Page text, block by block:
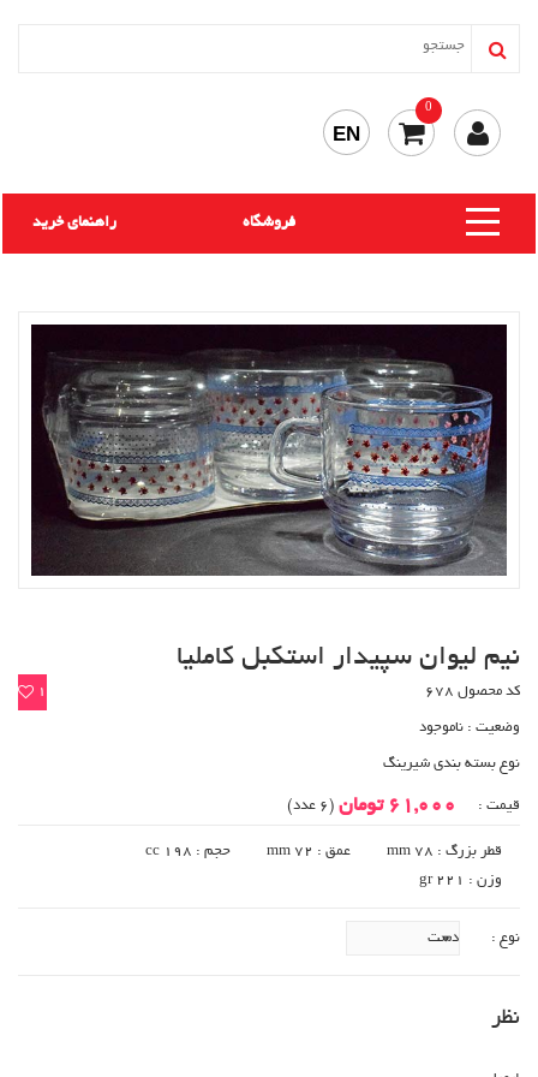
0
EN
راهنمای خرید فروشگاه
نیم لیوان سپیدار استکبل کاملیا
1 کد محصول 678
وضعیت : ناموجود
نوع بسته بندی شیرینگ
قیمت : 61,000 تومان (6 عدد)
قطر بزرگ : 78 mm عمق : 72 mm
حجم : 198 cc
وزن : 221 gr
نوع :
نظر